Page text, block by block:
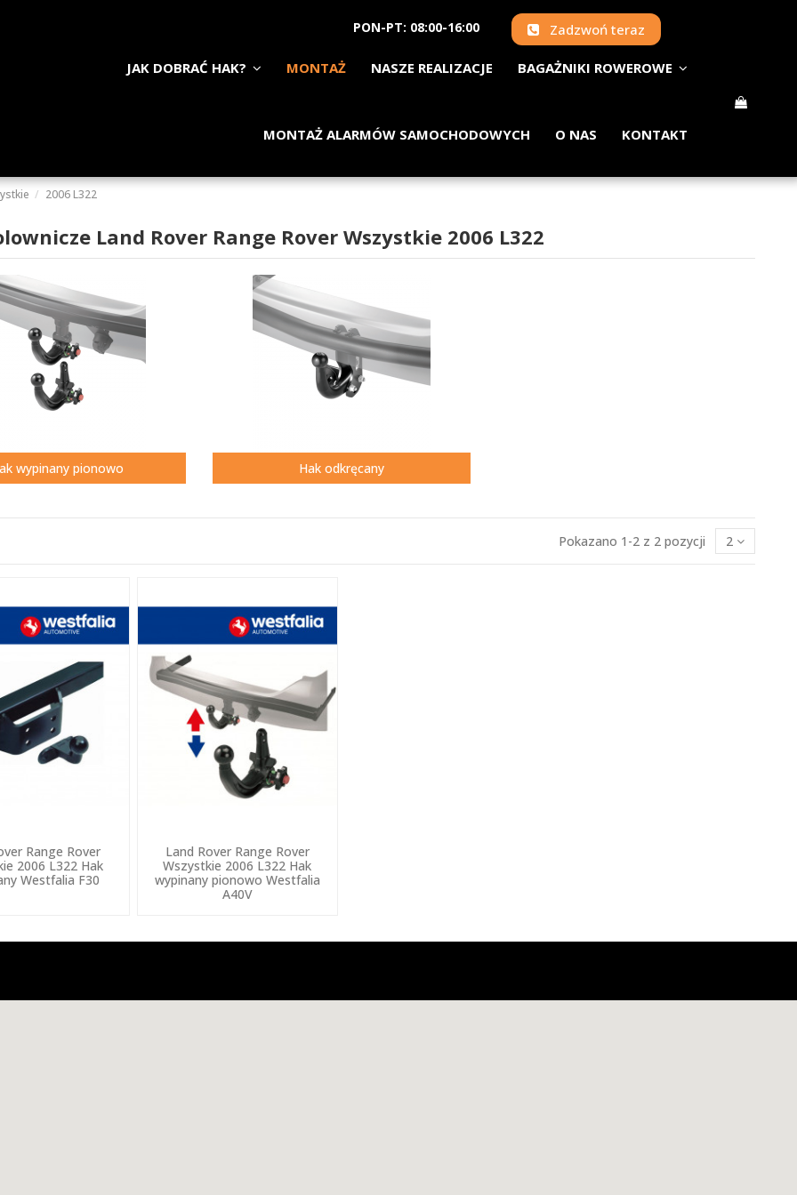
PON-PT: 08:00-16:00 Zadzwoń teraz
JAK DOBRAĆ HAK? MONTAŻ NASZE REALIZACJE BAGAŻNIKI ROWEROWE
MONTAŻ ALARMÓW SAMOCHODOWYCH O NAS KONTAKT
2006 L322
Land Rover Range Rover Wszystkie 2006 L322
wypinany pionowo Hak odkręcany
Pokazano 1-2 z 2 pozycji 2
Range Rover
2006 L322 Hak
Westfalia F30
Land Rover Range Rover
Wszystkie 2006 L322 Hak
wypinany pionowo Westfalia
A40V